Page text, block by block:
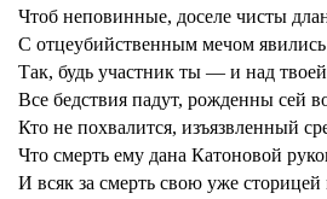
Чтоб неповинные, доселе чисты
С отцеубийственным мечом
Так, будь участник ты — и над
Все бедствия падут, рожденны сей
Кто не похвалится, изъязвленный
Что смерть ему дана Катоновой
И всяк за смерть свою уже сторицей